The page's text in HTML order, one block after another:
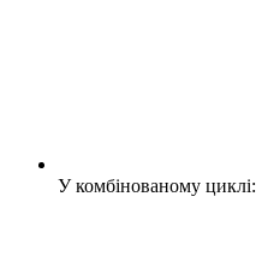
У комбінованому циклі: